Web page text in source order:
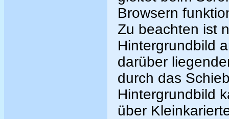
Browsern
Zu beachten ist
Hintergrundbild
darüber
durch das
Hintergrundbild
über